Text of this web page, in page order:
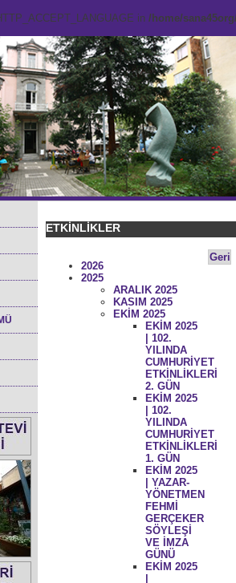
in /home/
ETKİNLİKLER
Geri
2026
2025
ARALIK 2025
KASIM 2025
EKİM 2025
EKİM 2025
| 102.
YILINDA
CUMHURİYET
ETKİNLİKLERİ
2. GÜN
EKİM 2025
| 102.
YILINDA
CUMHURİYET
ETKİNLİKLERİ
1. GÜN
EKİM 2025
| YAZAR-
YÖNETMEN
FEHMİ
GERÇEKER
SÖYLEŞİ
VE İMZA
GÜNÜ
EKİM 2025